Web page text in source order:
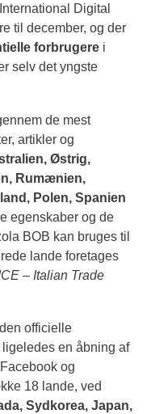
Digital
til december, og der
forbrugere i
selv det yngste
de mest
artikler og
Østrig,
Rumænien,
Polen, Spanien
egenskaber og de
BOB kan bruges til
lande foretages
– Italian Trade
officielle
en åbning af
og
18 lande, ved
Sydkorea, Japan,